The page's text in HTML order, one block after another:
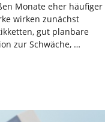
Monate eher häufiger
wirken zunächst
gut planbare
zur Schwäche, …